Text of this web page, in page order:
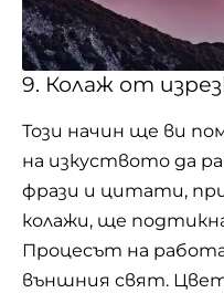
9. Колаж от
Този начин ще ви
на изкуството да
фрази и цитати,
колажи, ще
Процесът на
външния свят.